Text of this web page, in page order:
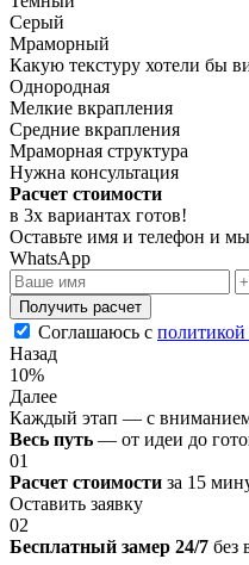
Серый
Мраморный
Какую текстуру хотели бы
Однородная
Мелкие вкрапления
Средние вкрапления
Мраморная структура
Нужна консультация
Расчет стоимости
в 3х вариантах готов!
Оставьте имя и телефон и
WhatsApp
Получить расчет
Соглашаюсь с
Назад
10%
Далее
Каждый этап — с
Весь путь — от идеи до
01
Расчет стоимости за 15
Оставить заявку
02
Бесплатный замер 24/7 без